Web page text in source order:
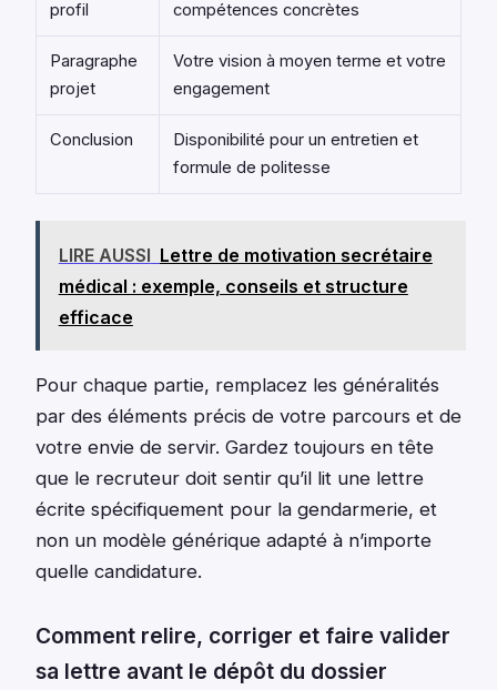
profil compétences concrètes
Paragraphe
projet
Votre vision à moyen terme et votre
engagement
Conclusion
Disponibilité pour un entretien et
formule de politesse
LIRE AUSSI Lettre de motivation secrétaire
médical : exemple, conseils et structure
efficace
Pour chaque partie, remplacez les généralités
par des éléments précis de votre parcours et de
votre envie de servir. Gardez toujours en tête
que le recruteur doit sentir qu’il lit une lettre
écrite spécifiquement pour la gendarmerie, et
non un modèle générique adapté à n’importe
quelle candidature.
Comment relire, corriger et faire valider
sa lettre avant le dépôt du dossier